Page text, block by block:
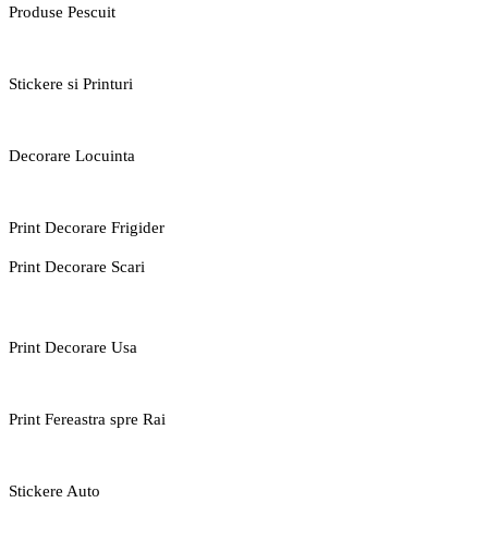
Produse Pescuit
Stickere si Printuri
Decorare Locuinta
Print Decorare Frigider
Print Decorare Scari
Print Decorare Usa
Print Fereastra spre Rai
Stickere Auto